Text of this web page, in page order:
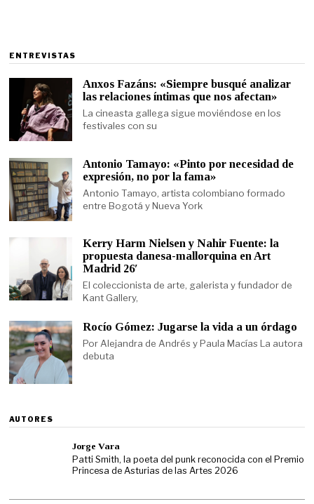
ENTREVISTAS
Anxos Fazáns: «Siempre busqué analizar
las relaciones íntimas que nos afectan»
La cineasta gallega sigue moviéndose en los
festivales con su
Antonio Tamayo: «Pinto por necesidad de
expresión, no por la fama»
Antonio Tamayo, artista colombiano formado
entre Bogotá y Nueva York
Kerry Harm Nielsen y Nahir Fuente: la
propuesta danesa-mallorquina en Art
Madrid 26′
El coleccionista de arte, galerista y fundador de
Kant Gallery,
Rocío Gómez: Jugarse la vida a un órdago
Por Alejandra de Andrés y Paula Macías La autora
debuta
AUTORES
Jorge Vara
Patti Smith, la poeta del punk reconocida con el Premio
Princesa de Asturias de las Artes 2026